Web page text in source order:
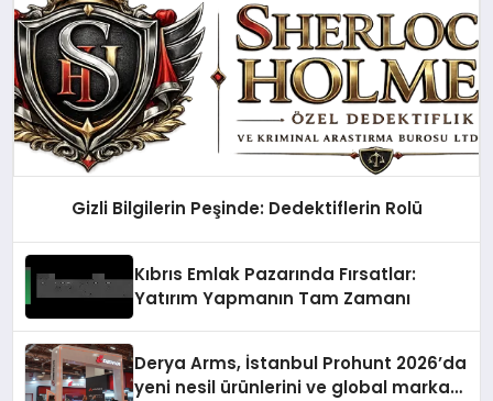
Gizli Bilgilerin Peşinde: Dedektiflerin Rolü
Kıbrıs Emlak Pazarında Fırsatlar:
Yatırım Yapmanın Tam Zamanı
Derya Arms, İstanbul Prohunt 2026’da
yeni nesil ürünlerini ve global marka